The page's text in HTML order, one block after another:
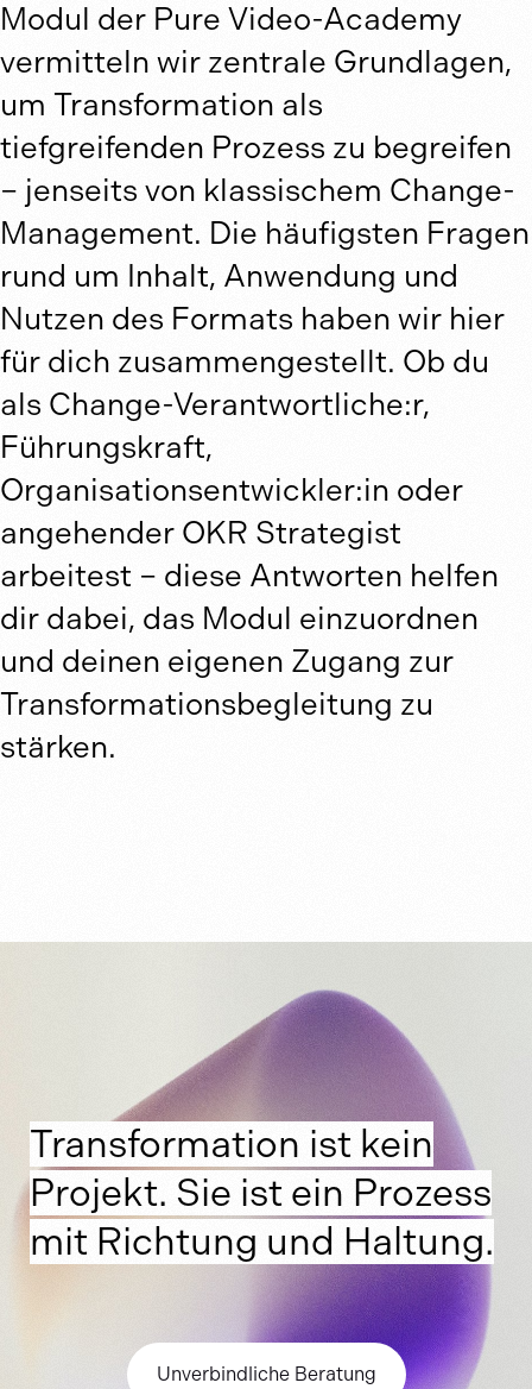
Modul der Pure Video-Academy
vermitteln wir zentrale Grundlagen,
um Transformation als
tiefgreifenden Prozess zu begreifen
– jenseits von klassischem Change-
Management. Die häufigsten Fragen
rund um Inhalt, Anwendung und
Nutzen des Formats haben wir hier
für dich zusammengestellt. Ob du
als Change-Verantwortliche:r,
Führungskraft,
Organisationsentwickler:in oder
angehender OKR Strategist
arbeitest – diese Antworten helfen
dir dabei, das Modul einzuordnen
und deinen eigenen Zugang zur
Transformationsbegleitung zu
stärken.
Transformation ist kein
Projekt. Sie ist ein Prozess
mit Richtung und Haltung.
Unverbindliche Beratung